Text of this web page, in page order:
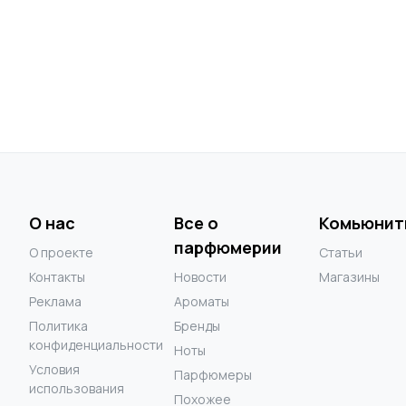
О нас
О проекте
Контакты
Реклама
Политика
конфиденциальности
Условия
использования
Все о
парфюмерии
Новости
Ароматы
Бренды
Ноты
Парфюмеры
Похожее
Статьи
Магазины